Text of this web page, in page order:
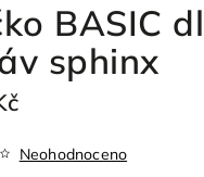
BASIC
sphinx
Neohodnoceno